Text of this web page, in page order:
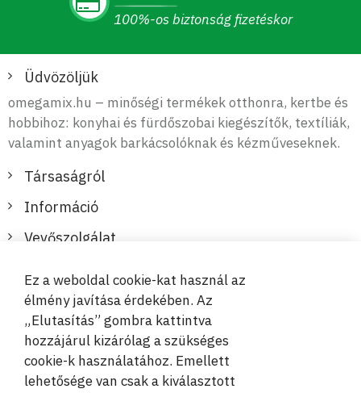
100%-os biztonság fizetéskor
Üdvözöljük
omegamix.hu – minőségi termékek otthonra, kertbe és
hobbihoz: konyhai és fürdőszobai kiegészítők, textíliák,
valamint anyagok barkácsolóknak és kézműveseknek.
Társaságról
Információ
Vevőszolgálat
Biztonságos és kényelmes fizetések
Ez a weboldal cookie-kat használ az
élmény javítása érdekében. Az
„Elutasítás” gombra kattintva
hozzájárul kizárólag a szükséges
cookie-k használatához. Emellett
lehetősége van csak a kiválasztott